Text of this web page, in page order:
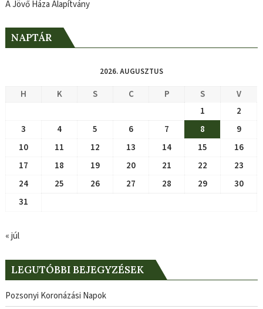
A Jövő Háza Alapítvány
NAPTÁR
2026. AUGUSZTUS
H K S C P S
V
1
2
3
4 5 6 7 8
9
10
11 12 13 14 15
16
17
18 19 20 21 22
23
24
25 26 27 28 29
30
31
« júl
LEGUTÓBBI BEJEGYZÉSEK
Pozsonyi Koronázási Napok